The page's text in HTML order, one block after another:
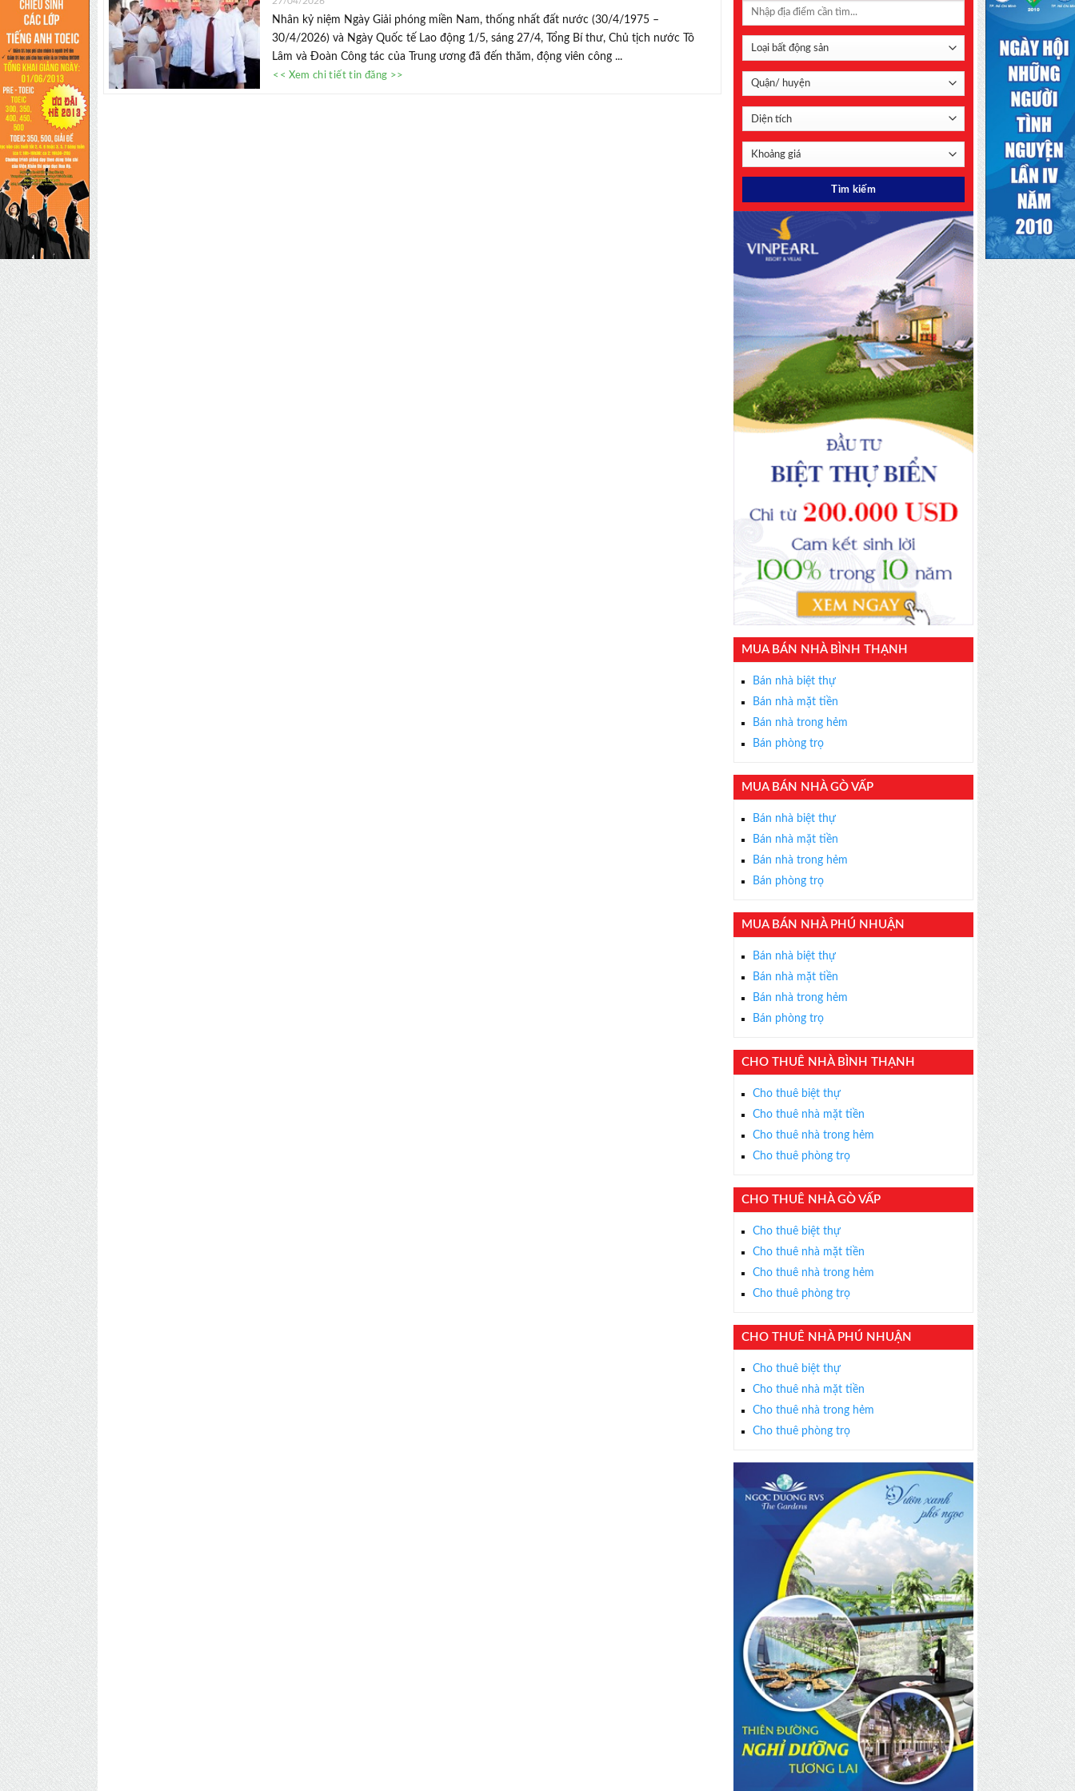
Với hơn 1000 căn nhà và 50 sales thân thiện, nhiệt tình,
×
Nhân kỷ niệm Ngày Giải phóng miền Nam, thống nhất đất nước (30/4/1975 –
30/4/2026) và Ngày Quốc tế Lao động 1/5, sáng 27/4, Tổng Bí thư, Chủ tịch nước Tô
Lâm và Đoàn Công tác của Trung ương đã đến thăm, động viên công ...
<< Xem chi tiết tin đăng >>
MUA BÁN NHÀ BÌNH THẠNH
Bán nhà biệt thự
Bán nhà mặt tiền
Bán nhà trong hẻm
Bán phòng trọ
MUA BÁN NHÀ GÒ VẤP
Bán nhà biệt thự
Bán nhà mặt tiền
Bán nhà trong hẻm
Bán phòng trọ
MUA BÁN NHÀ PHÚ NHUẬN
Bán nhà biệt thự
Bán nhà mặt tiền
Bán nhà trong hẻm
Bán phòng trọ
CHO THUÊ NHÀ BÌNH THẠNH
Cho thuê biệt thự
Cho thuê nhà mặt tiền
Cho thuê nhà trong hẻm
Cho thuê phòng trọ
CHO THUÊ NHÀ GÒ VẤP
Cho thuê biệt thự
Cho thuê nhà mặt tiền
Cho thuê nhà trong hẻm
Cho thuê phòng trọ
CHO THUÊ NHÀ PHÚ NHUẬN
Cho thuê biệt thự
Cho thuê nhà mặt tiền
Cho thuê nhà trong hẻm
Cho thuê phòng trọ